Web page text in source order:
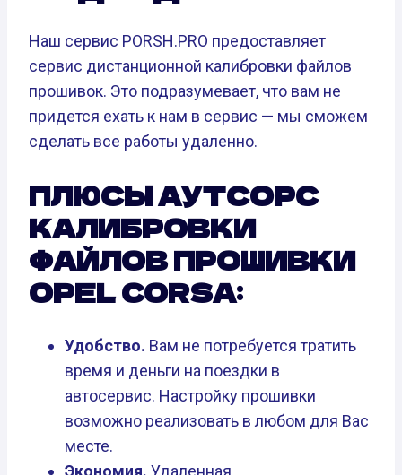
Наш сервис PORSH.PRO предоставляет
сервис дистанционной калибровки файлов
прошивок. Это подразумевает, что вам не
придется ехать к нам в сервис — мы сможем
сделать все работы удаленно.
ПЛЮСЫ АУТСОРС
КАЛИБРОВКИ
ФАЙЛОВ ПРОШИВКИ
OPEL CORSA:
Удобство. Вам не потребуется тратить
время и деньги на поездки в
автосервис. Настройку прошивки
возможно реализовать в любом для Вас
месте.
Экономия. Удаленная